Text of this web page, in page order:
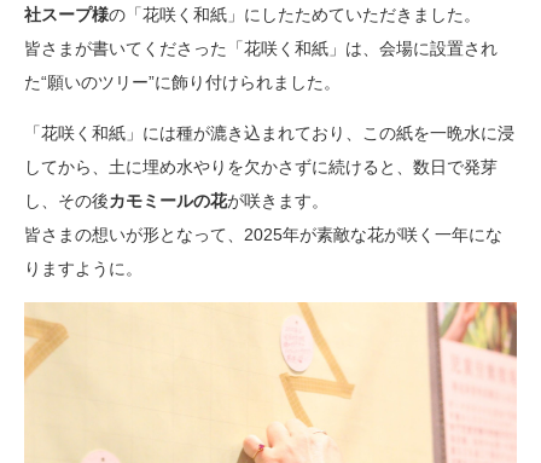
社スープ様の「花咲く和紙」にしたためていただきました。
皆さまが書いてくださった「花咲く和紙」は、会場に設置され
た“願いのツリー”に飾り付けられました。
「花咲く和紙」には種が漉き込まれており、この紙を一晩水に浸
してから、土に埋め水やりを欠かさずに続けると、数日で発芽
し、その後カモミールの花が咲きます。
皆さまの想いが形となって、2025年が素敵な花が咲く一年にな
りますように。